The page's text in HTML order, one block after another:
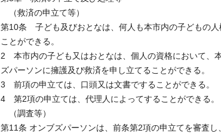
（救済の申立て等）
第10条 子ども及びおとなは、何人も本市内の子どもの
ことができる。
2 本市内の子ども又はおとなは、個人の資格において、
ズパーソンに擁護及び救済を申し立てることができる。
3 前項の申立ては、口頭又は文書ですることができる。
4 第2項の申立ては、代理人によってすることができる。
（調査等）
第11条 オンブズパーソンは、前条第2項の申立てを審査